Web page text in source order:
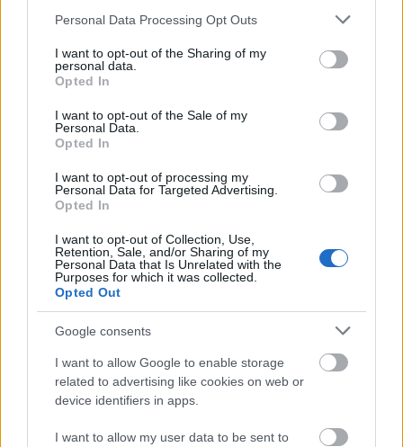
Please note that this website/app uses one or more Google
not limited to your visit or usage behaviour. You may click to
grant or deny consent to Google and its third-party tags to
use your data for below specified purposes in below Google
consent section.
Personal Data Processing Opt Outs
I want to opt-out of the Sharing of my
personal data.
Opted In
I want to opt-out of the Sale of my
Personal Data.
Opted In
I want to opt-out of processing my
Personal Data for Targeted Advertising.
Opted In
I want to opt-out of Collection, Use,
Retention, Sale, and/or Sharing of my
Personal Data that Is Unrelated with the
Purposes for which it was collected.
Opted Out
Google consents
I want to allow Google to enable storage
related to advertising like cookies on web or
device identifiers in apps.
I want to allow my user data to be sent to
Απολαύστε αυτό το προϊόν σε συνδυασμό με μία ισορροπημένη
ΣΥΣΚΕΥΑΣΙΑ / ΤΙΜΗ:
Herbalife Nutrition Protein γεύση